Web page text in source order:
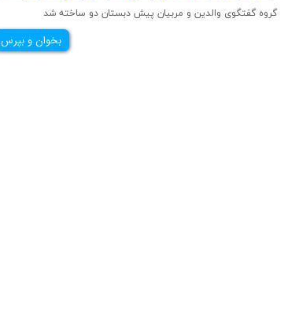
گروه گفتگوی والدین و مربیان پیش دبستان دو ساخته شد
بخوان و بپرس